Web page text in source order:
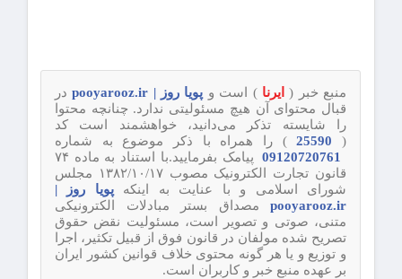
منبع خبر ( ایرنا ) است و پویا روز | pooyarooz.ir
در
قبال محتوای آن هیچ مسئولیتی ندارد. چنانچه محتوا
را شایسته تذکر می‌دانید، خواهشمند است کد
(
25590
) را همراه با ذکر موضوع به شماره
پیامک بفرمایید.با استناد به ماده ۷۴
قانون تجارت الکترونیک مصوب ۱۳۸۲/۱۰/۱۷ مجلس
شورای اسلامی و با عنایت به اینکهپویا روز |
pooyarooz.ir مصداق بستر مبادلات الکترونیکی
متنی، صوتی و تصویر است، مسئولیت نقض حقوق
تصریح شده مولفان در قانون فوق از قبیل تکثیر، اجرا
و توزیع و یا هر گونه محتوی خلاف قوانین کشور ایران
بر عهده منبع خبر و کاربران است.